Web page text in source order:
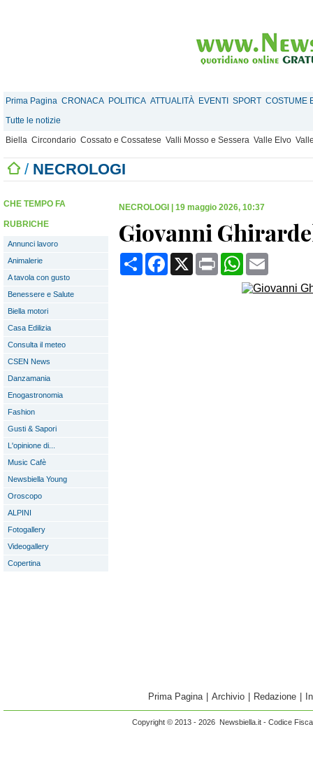
Prima Pagina CRONACA POLITICA ATTUALITÀ EVENTI SPORT COSTUME
Tutte le notizie
Biella Circondario Cossato e Cossatese Valli Mosso e Sessera Valle Elvo
/ NECROLOGI
CHE TEMPO FA
RUBRICHE
Annunci lavoro
Animalerie
A tavola con gusto
Benessere e Salute
Biella motori
Casa Edilizia
Consulta il meteo
CSEN News
Danzamania
Enogastronomia
Fashion
Gusti & Sapori
L'opinione di...
Music Cafè
Newsbiella Young
Oroscopo
ALPINI
Fotogallery
Videogallery
Copertina
NECROLOGI 19 maggio 2026, 10:37
Giovanni
CondividiFacebook
X Print WhatsApp
Prima Pagina Archivio Redazione
Copyright © 2013 - 2026 Newsbiella.it - Codice